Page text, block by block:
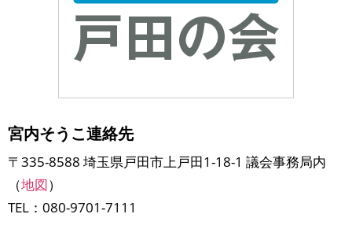
宮内そうこ連絡先
〒335-8588 埼玉県戸田市上戸田1-18-1 議会事務局内
（地図）
TEL：080-9701-7111